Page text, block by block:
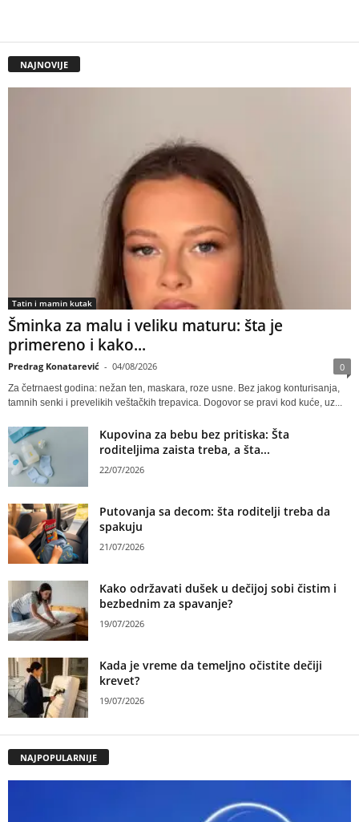
NAJNOVIJE
Tatin i mamin kutak
Šminka za malu i veliku maturu: šta je
primereno i kako...
Predrag Konatarević - 04/08/2026 0
Za četrnaest godina: nežan ten, maskara, roze usne. Bez jakog konturisanja,
tamnih senki i prevelikih veštačkih trepavica. Dogovor se pravi kod kuće, uz...
Kupovina za bebu bez pritiska: Šta
roditeljima zaista treba, a šta...
22/07/2026
Putovanja sa decom: šta roditelji treba da
spakuju
21/07/2026
Kako održavati dušek u dečijoj sobi čistim i
bezbednim za spavanje?
19/07/2026
Kada je vreme da temeljno očistite dečiji
krevet?
19/07/2026
NAJPOPULARNIJE